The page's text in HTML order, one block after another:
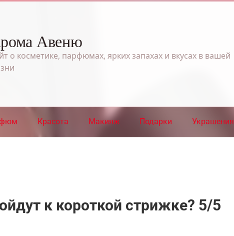
Авеню
о косметике, парфюмах, ярких запахах и вкусах в вашей
Красота Макияж Подарки Украшения
к короткой стрижке? 5/5